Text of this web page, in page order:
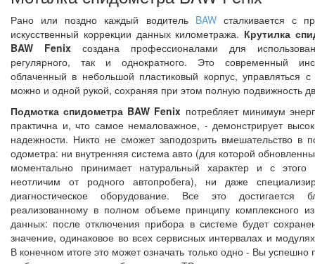
Рано или поздно каждый водитель BAWсталкивается с
искусственный коррекции данных километража. Крутилка
BAW Fenix создана профессионалами для
регулярного, так и однократного. Это современный
облаченный в небольшой пластиковый корпус, управляться
можно и одной рукой, сохраняя при этом полную подвижность
Подмотка спидометра BAW Fenix потребляет минимум
практична и, что самое немаловажное, - демонстрирует
надежности. Никто не сможет заподозрить вмешательство в
одометра: ни внутренняя система авто (для которой
моментально принимает натуральный характер и с этого
неотличим от родного автопробега), ни даже
диагностическое оборудование. Все это достигается
реализованному в полном объеме принципу комплексного
данных: после отключения прибора в системе будет
значение, одинаковое во всех сервисных интервалах и
В конечном итоге это может означать только одно - Вы успешно